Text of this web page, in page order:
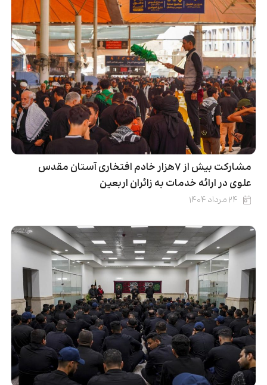
مشارکت بیش از ۷هزار خادم افتخاری آستان مقدس
علوی در ارائه خدمات به زائران اربعین
۲۴ مرداد ۱۴۰۴